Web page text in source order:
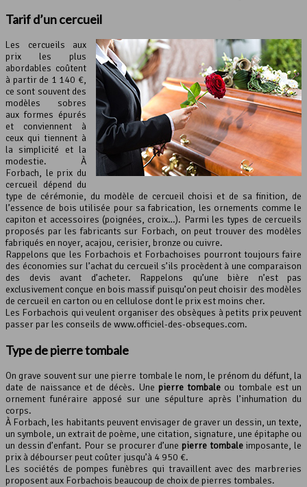
Tarif d’un cercueil
Les cercueils aux
prix les plus
abordables coûtent
à partir de 1 140 €,
ce sont souvent des
modèles sobres
aux formes épurés
et conviennent à
ceux qui tiennent à
la simplicité et la
modestie. À
Forbach, le prix du
cercueil dépend du
type de cérémonie, du modèle de cercueil choisi et de sa finition, de
l’essence de bois utilisée pour sa fabrication, les ornements comme le
capiton et accessoires (poignées, croix…). Parmi les types de cercueils
proposés par les fabricants sur Forbach, on peut trouver des modèles
fabriqués en noyer, acajou, cerisier, bronze ou cuivre.
Rappelons que les Forbachois et Forbachoises pourront toujours faire
des économies sur l’achat du cercueil s’ils procèdent à une comparaison
des devis avant d’acheter. Rappelons qu’une bière n’est pas
exclusivement conçue en bois massif puisqu’on peut choisir des modèles
de cercueil en carton ou en cellulose dont le prix est moins cher.
Les Forbachois qui veulent organiser des obsèques à petits prix peuvent
passer par les conseils de www.officiel-des-obseques.com.
Type de pierre tombale
On grave souvent sur une pierre tombale le nom, le prénom du défunt, la
date de naissance et de décès. Une pierre tombale ou tombale est un
ornement funéraire apposé sur une sépulture après l’inhumation du
corps.
À Forbach, les habitants peuvent envisager de graver un dessin, un texte,
un symbole, un extrait de poème, une citation, signature, une épitaphe ou
un dessin d’enfant. Pour se procurer d’une pierre tombaleimposante, le
prix à débourser peut coûter jusqu’à 4 950 €.
Les sociétés de pompes funèbres qui travaillent avec des marbreries
proposent aux Forbachois beaucoup de choix de pierres tombales.